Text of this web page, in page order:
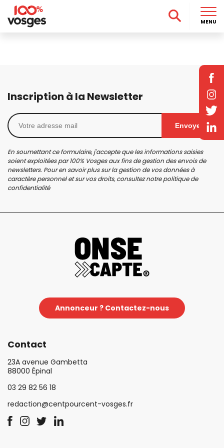
Inscription à la Newsletter
Envoyer
En soumettant ce formulaire, j'accepte que les informations saisies
soient exploitées par 100% Vosges aux fins de gestion des envois de
newsletters. Pour en savoir plus sur la gestion de vos données à
caractère personnel et sur vos droits, consultez notrepolitique de
confidentialité
Annonceur ? Contactez-nous
Contact
23A avenue Gambetta
88000 Épinal
03 29 82 56 18
redaction@centpourcent-vosges.fr
MENU